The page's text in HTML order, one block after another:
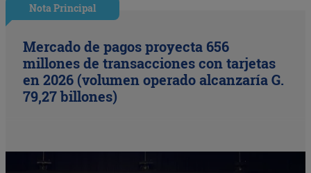
Nota Principal
Mercado de pagos proyecta 656
millones de transacciones con tarjetas
en 2026 (volumen operado alcanzaría G.
79,27 billones)